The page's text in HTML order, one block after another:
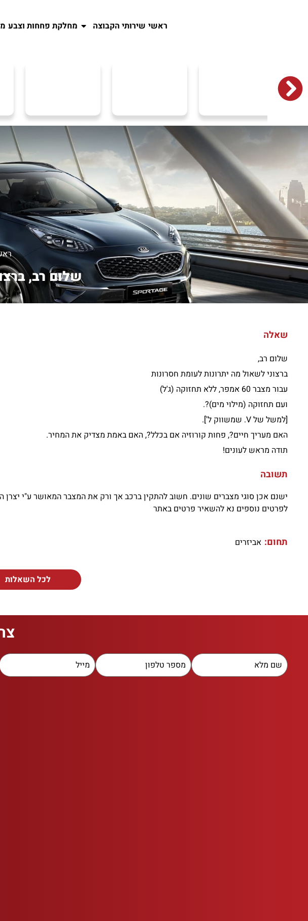
ראשי שירותי הקבוצה מחלקת פחחות וצבע
שלום רב,
שאלה
שלום רב,
ברצוני לשאול מה יתרונות לעומת חסרונות
עבור מצבר 60 אמפר, ללא תחזוקה (ג'ל)
ועם תחזוקה (מילוי מים)?.
[למשל של V. שמשווק ל'].
האם מעריך חיים?, פחות קורוזיה אם בכלל?, האם באמת מצדיק את המחיר.
תודה מראש לעונים!
תשובה
ישנם אכן סוגי מצברים שונים. חשוב להתקין ברכב אך ורק את המצבר המאושר ע"י יצרן
לפרטים נוספים נא להשאיר פרטים באתר
תחום: אביזרים
לכל השאלות